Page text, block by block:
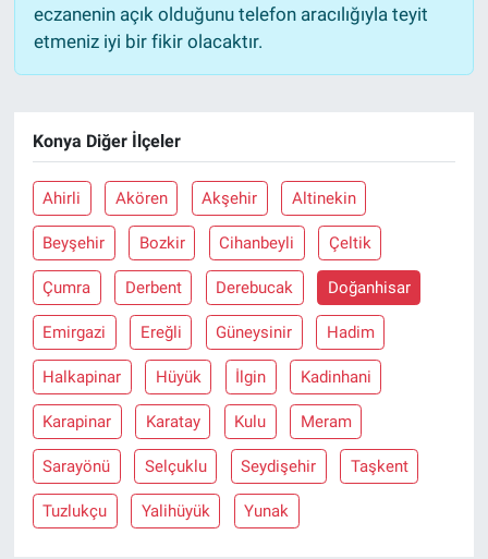
eczanenin açık olduğunu telefon aracılığıyla teyit
etmeniz iyi bir fikir olacaktır.
Konya Diğer İlçeler
Ahirli Akören Akşehir Altinekin
Beyşehir Bozkir Cihanbeyli Çeltik
Çumra Derbent Derebucak Doğanhisar
Emirgazi Ereğli Güneysinir Hadim
Halkapinar Hüyük İlgin Kadinhani
Karapinar Karatay Kulu Meram
Sarayönü Selçuklu Seydişehir Taşkent
Tuzlukçu Yalihüyük Yunak